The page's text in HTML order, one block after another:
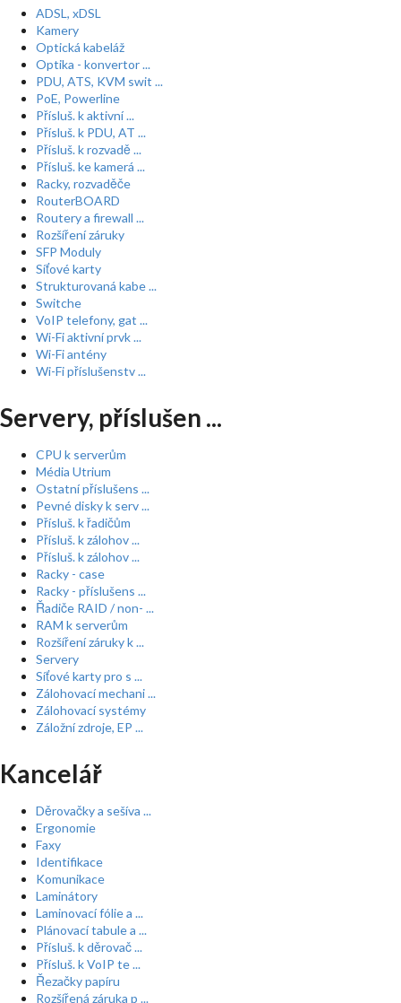
ADSL, xDSL
Kamery
Optická kabeláž
Optika - konvertor ...
PDU, ATS, KVM swit ...
PoE, Powerline
Přísluš. k aktivní ...
Přísluš. k PDU, AT ...
Přísluš. k rozvadě ...
Přísluš. ke kamerá ...
Racky, rozvaděče
RouterBOARD
Routery a firewall ...
Rozšíření záruky
SFP Moduly
Síťové karty
Strukturovaná kabe ...
Switche
VoIP telefony, gat ...
Wi-Fi aktivní prvk ...
Wi-Fi antény
Wi-Fi příslušenstv ...
Servery, příslušen ...
CPU k serverům
Média Utrium
Ostatní příslušens ...
Pevné disky k serv ...
Přísluš. k řadičům
Přísluš. k zálohov ...
Přísluš. k zálohov ...
Racky - case
Racky - příslušens ...
Řadiče RAID / non- ...
RAM k serverům
Rozšíření záruky k ...
Servery
Síťové karty pro s ...
Zálohovací mechani ...
Zálohovací systémy
Záložní zdroje, EP ...
Kancelář
Děrovačky a sešíva ...
Ergonomie
Faxy
Identifikace
Komunikace
Laminátory
Laminovací fólie a ...
Plánovací tabule a ...
Přísluš. k děrovač ...
Přísluš. k VoIP te ...
Řezačky papíru
Rozšířená záruka p ...